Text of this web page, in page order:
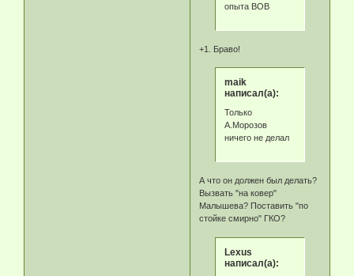
опыта ВОВ
+1. Браво!
maik
написал(а):
Только
А.Морозов
ничего не делал
А что он должен был делать?
Вызвать "на ковер"
Малышева? Поставить "по
стойке смирно" ГКО?
Lexus
написал(а):